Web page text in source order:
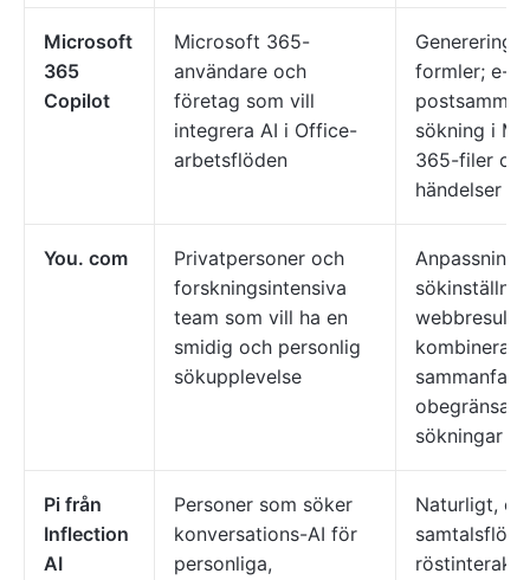
Microsoft
365
Copilot
Microsoft 365-
användare och
företag som vill
integrera AI i Office-
arbetsflöden
Generering
formler; e-
sökning i
365-filer
händelser
You. com
Privatpersoner och
forskningsintensiva
team som vill ha en
smidig och personlig
sökupplevelse
sökningar i
Pi från
Inflection
AI
Personer som söker
konversations-AI för
personliga,
Naturligt,